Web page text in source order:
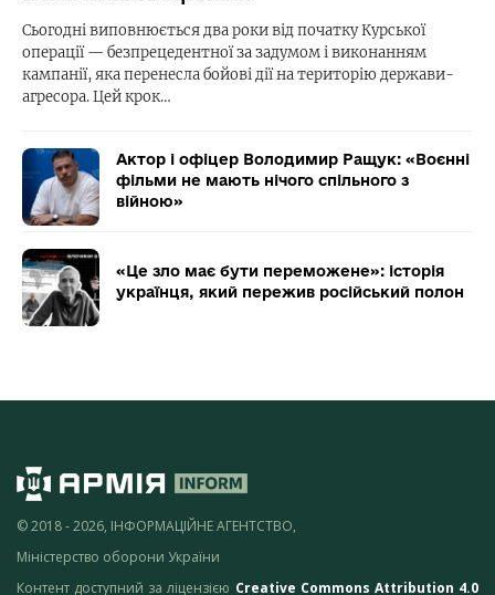
Сьогодні виповнюється два роки від початку Курської
операції — безпрецедентної за задумом і виконанням
кампанії, яка перенесла бойові дії на територію держави-
агресора. Цей крок…
Актор і офіцер Володимир Ращук: «Воєнні
фільми не мають нічого спільного з
війною»
«Це зло має бути переможене»: історія
українця, який пережив російський полон
© 2018 - 2026, ІНФОРМАЦІЙНЕ АГЕНТСТВО,
Міністерство оборони України
Контент доступний за ліцензією Creative Commons Attribution 4.0